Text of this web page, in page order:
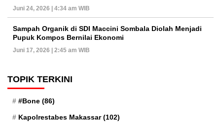
Juni 24, 2026 | 4:34 am WIB
Sampah Organik di SDI Maccini Sombala Diolah Menjadi
Pupuk Kompos Bernilai Ekonomi
Juni 17, 2026 | 2:45 am WIB
TOPIK TERKINI
#Bone (86)
Kapolrestabes Makassar(102)